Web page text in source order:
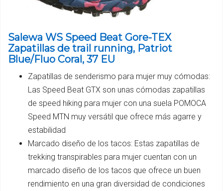
Salewa WS Speed Beat Gore-TEX
Zapatillas de trail running, Patriot
Blue/Fluo Coral, 37 EU
Zapatillas de senderismo para mujer muy cómodas:
Las Speed Beat GTX son unas cómodas zapatillas
de speed hiking para mujer con una suela POMOCA
Speed MTN muy versátil que ofrece más agarre y
estabilidad
Marcado diseño de los tacos: Estas zapatillas de
trekking transpirables para mujer cuentan con un
marcado diseño de los tacos que ofrece un buen
rendimiento en una gran diversidad de condiciones